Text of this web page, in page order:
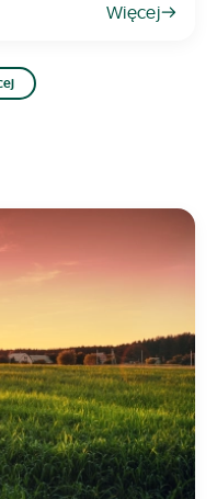
celu ograniczenie
Więcej